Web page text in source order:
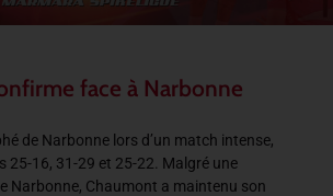
face à Narbonne
de Narbonne lors d’un match intense,
25-16, 31-29 et 25-22. Malgré une
Narbonne, Chaumont a maintenu son